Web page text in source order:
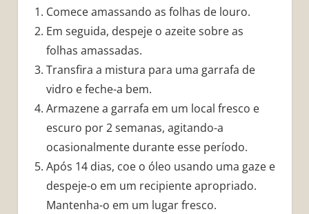
Comece amassando as folhas de louro.
Em seguida, despeje o azeite sobre as
folhas amassadas.
Transfira a mistura para uma garrafa de
vidro e feche-a bem.
Armazene a garrafa em um local fresco e
escuro por 2 semanas, agitando-a
ocasionalmente durante esse período.
Após 14 dias, coe o óleo usando uma gaze e
despeje-o em um recipiente apropriado.
Mantenha-o em um lugar fresco.